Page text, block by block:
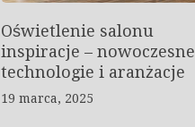
Oświetlenie salonu
inspiracje – nowoczesne
technologie i aranżacje
19 marca, 2025